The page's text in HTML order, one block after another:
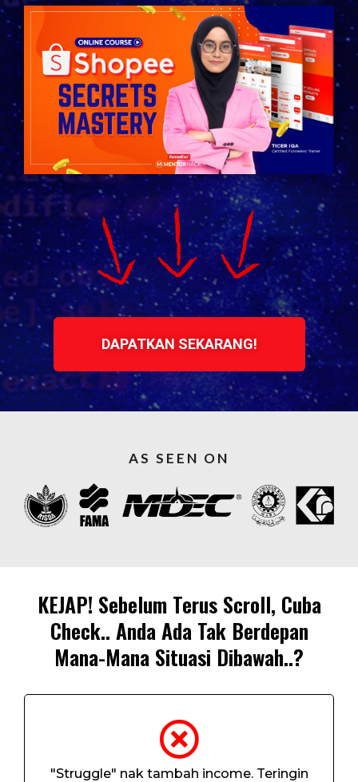
DAPATKAN SEKARANG!
AS SEEN ON
KEJAP! Sebelum Terus Scroll, Cuba
Check.. Anda Ada Tak Berdepan
Mana-Mana Situasi Dibawah..?
"Struggle" nak tambah income. Teringin